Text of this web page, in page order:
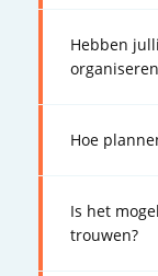
Hebben
Hoe
Is het
trouwen?